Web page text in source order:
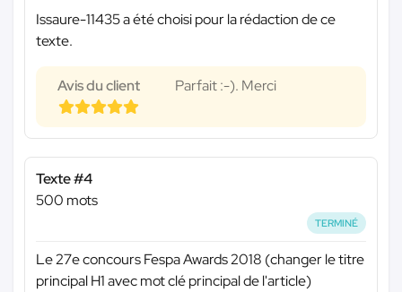
Issaure-11435 a été choisi pour la rédaction de ce
texte.
Avis du client Parfait :-). Merci
Texte #4
500 mots
TERMINÉ
Le 27e concours Fespa Awards 2018 (changer le titre
principal H1 avec mot clé principal de l'article)